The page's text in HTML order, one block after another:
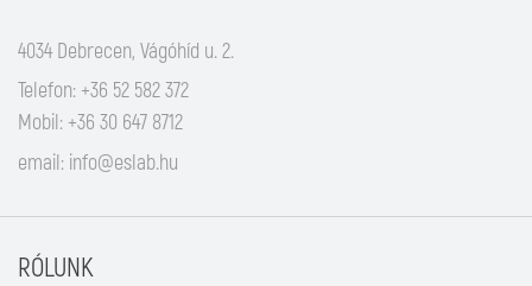
4034 Debrecen, Vágóhíd u. 2.
Telefon: +36 52 582 372
Mobil: +36 30 647 8712
email: info@eslab.hu
RÓLUNK